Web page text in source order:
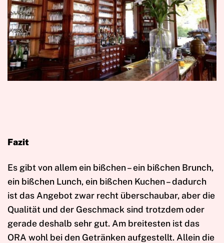
Fazit
Es gibt von allem ein bißchen – ein bißchen Brunch,
ein bißchen Lunch, ein bißchen Kuchen – dadurch
ist das Angebot zwar recht überschaubar, aber die
Qualität und der Geschmack sind trotzdem oder
gerade deshalb sehr gut. Am breitesten ist das
ORA wohl bei den Getränken aufgestellt. Allein die